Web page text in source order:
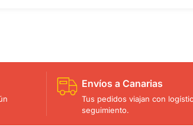
Envíos a Canarias
Tus pedidos viajan con
seguimiento.